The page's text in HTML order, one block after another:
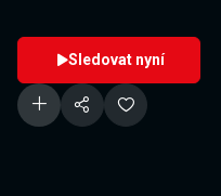
Sledovat nyní